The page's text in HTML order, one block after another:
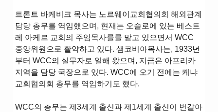
트론트 바케비크 목사는 노르웨이교회협의회 해외관계
담당 총무를 역임했으며, 현재는 오슬로에 있는 베스트
레 아케르 교회의 주임목사를를 맡고 있으면서 WCC
중앙위원으로 활약하고 있다. 샘코비아목사는, 1933년
부터 WCC의 실무자로 일해 왔으며, 지금은 아프리카
지역을 담당 국장으로 있다. WCC에 오기 전에는 케냐
교회협의회 총무를 역임하기도 했다.
WCC의 총무는 제3세계 출신과 제1세계 출신이 번갈아